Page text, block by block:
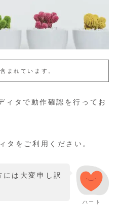
まれています。
タで動作確認を行ってお
タをご利用ください。
ハート
は大変申し訳